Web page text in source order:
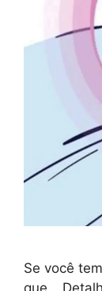
Se você